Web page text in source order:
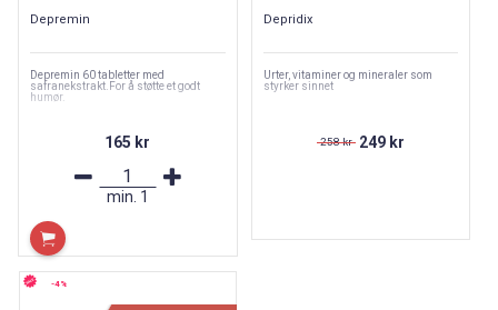
Depremin
Depremin 60 tabletter med
safranekstrakt.For å støtte et godt
humør.
165 kr
min. 1
Depridix
Urter, vitaminer og mineraler som
styrker sinnet
258 kr 249 kr
-4%